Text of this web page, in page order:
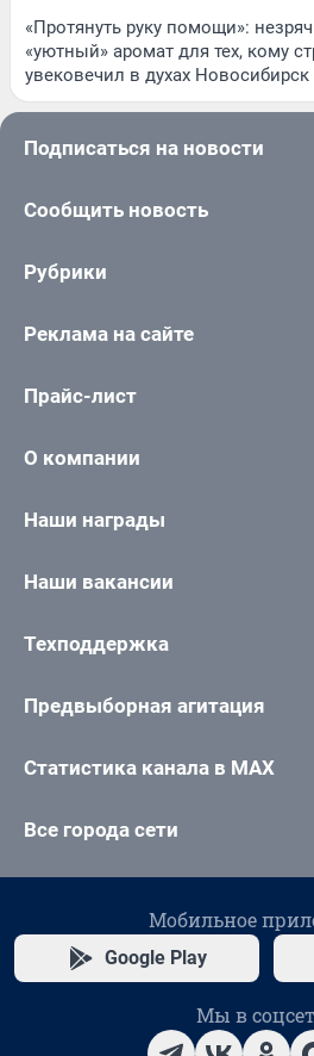
«Протянуть руку помощи»:
«уютный» аромат для тех, кому
увековечил в духах Новосибирск
Подписаться на новости
Сообщить новость
Рубрики
Реклама на сайте
Прайс-лист
О компании
Наши награды
Наши вакансии
Техподдержка
Предвыборная агитация
Статистика канала в MAX
Все города сети
Мобильное
Google Play
Мы в